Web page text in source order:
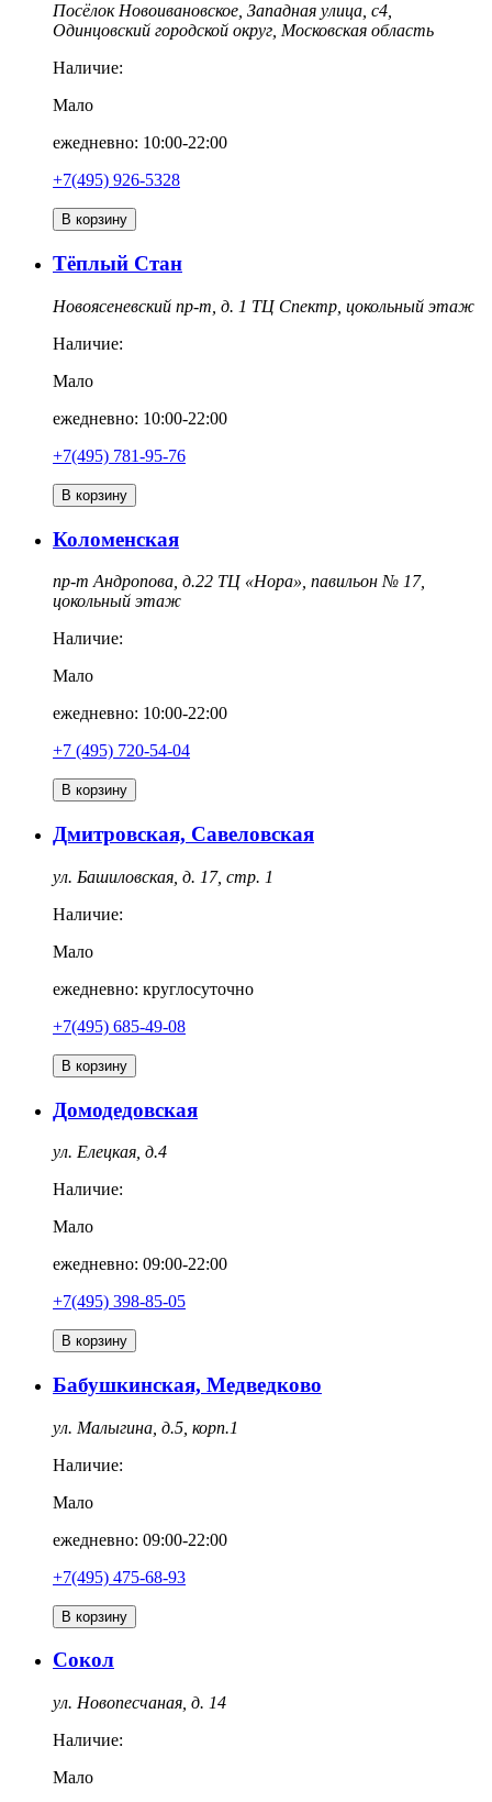
Посёлок Новоивановское, Западная улица, с4,
Одинцовский городской округ, Московская область
Наличие:
Мало
ежедневно: 10:00-22:00
+7(495) 926-5328
В корзину
Тёплый Стан
Новоясеневский пр-т, д. 1 ТЦ Спектр, цокольный этаж
Наличие:
Мало
ежедневно: 10:00-22:00
+7(495) 781-95-76
В корзину
Коломенская
пр-т Андропова, д.22 ТЦ «Нора», павильон № 17,
цокольный этаж
Наличие:
Мало
ежедневно: 10:00-22:00
‎+7 (495) 720-54-04
В корзину
Дмитровская, Савеловская
ул. Башиловская, д. 17, стр. 1
Наличие:
Мало
ежедневно: круглосуточно
+7(495) 685-49-08
В корзину
Домодедовская
ул. Елецкая, д.4
Наличие:
Мало
ежедневно: 09:00-22:00
+7(495) 398-85-05
В корзину
Бабушкинская, Медведково
ул. Малыгина, д.5, корп.1
Наличие:
Мало
ежедневно: 09:00-22:00
+7(495) 475-68-93
В корзину
Сокол
ул. Новопесчаная, д. 14
Наличие:
Мало